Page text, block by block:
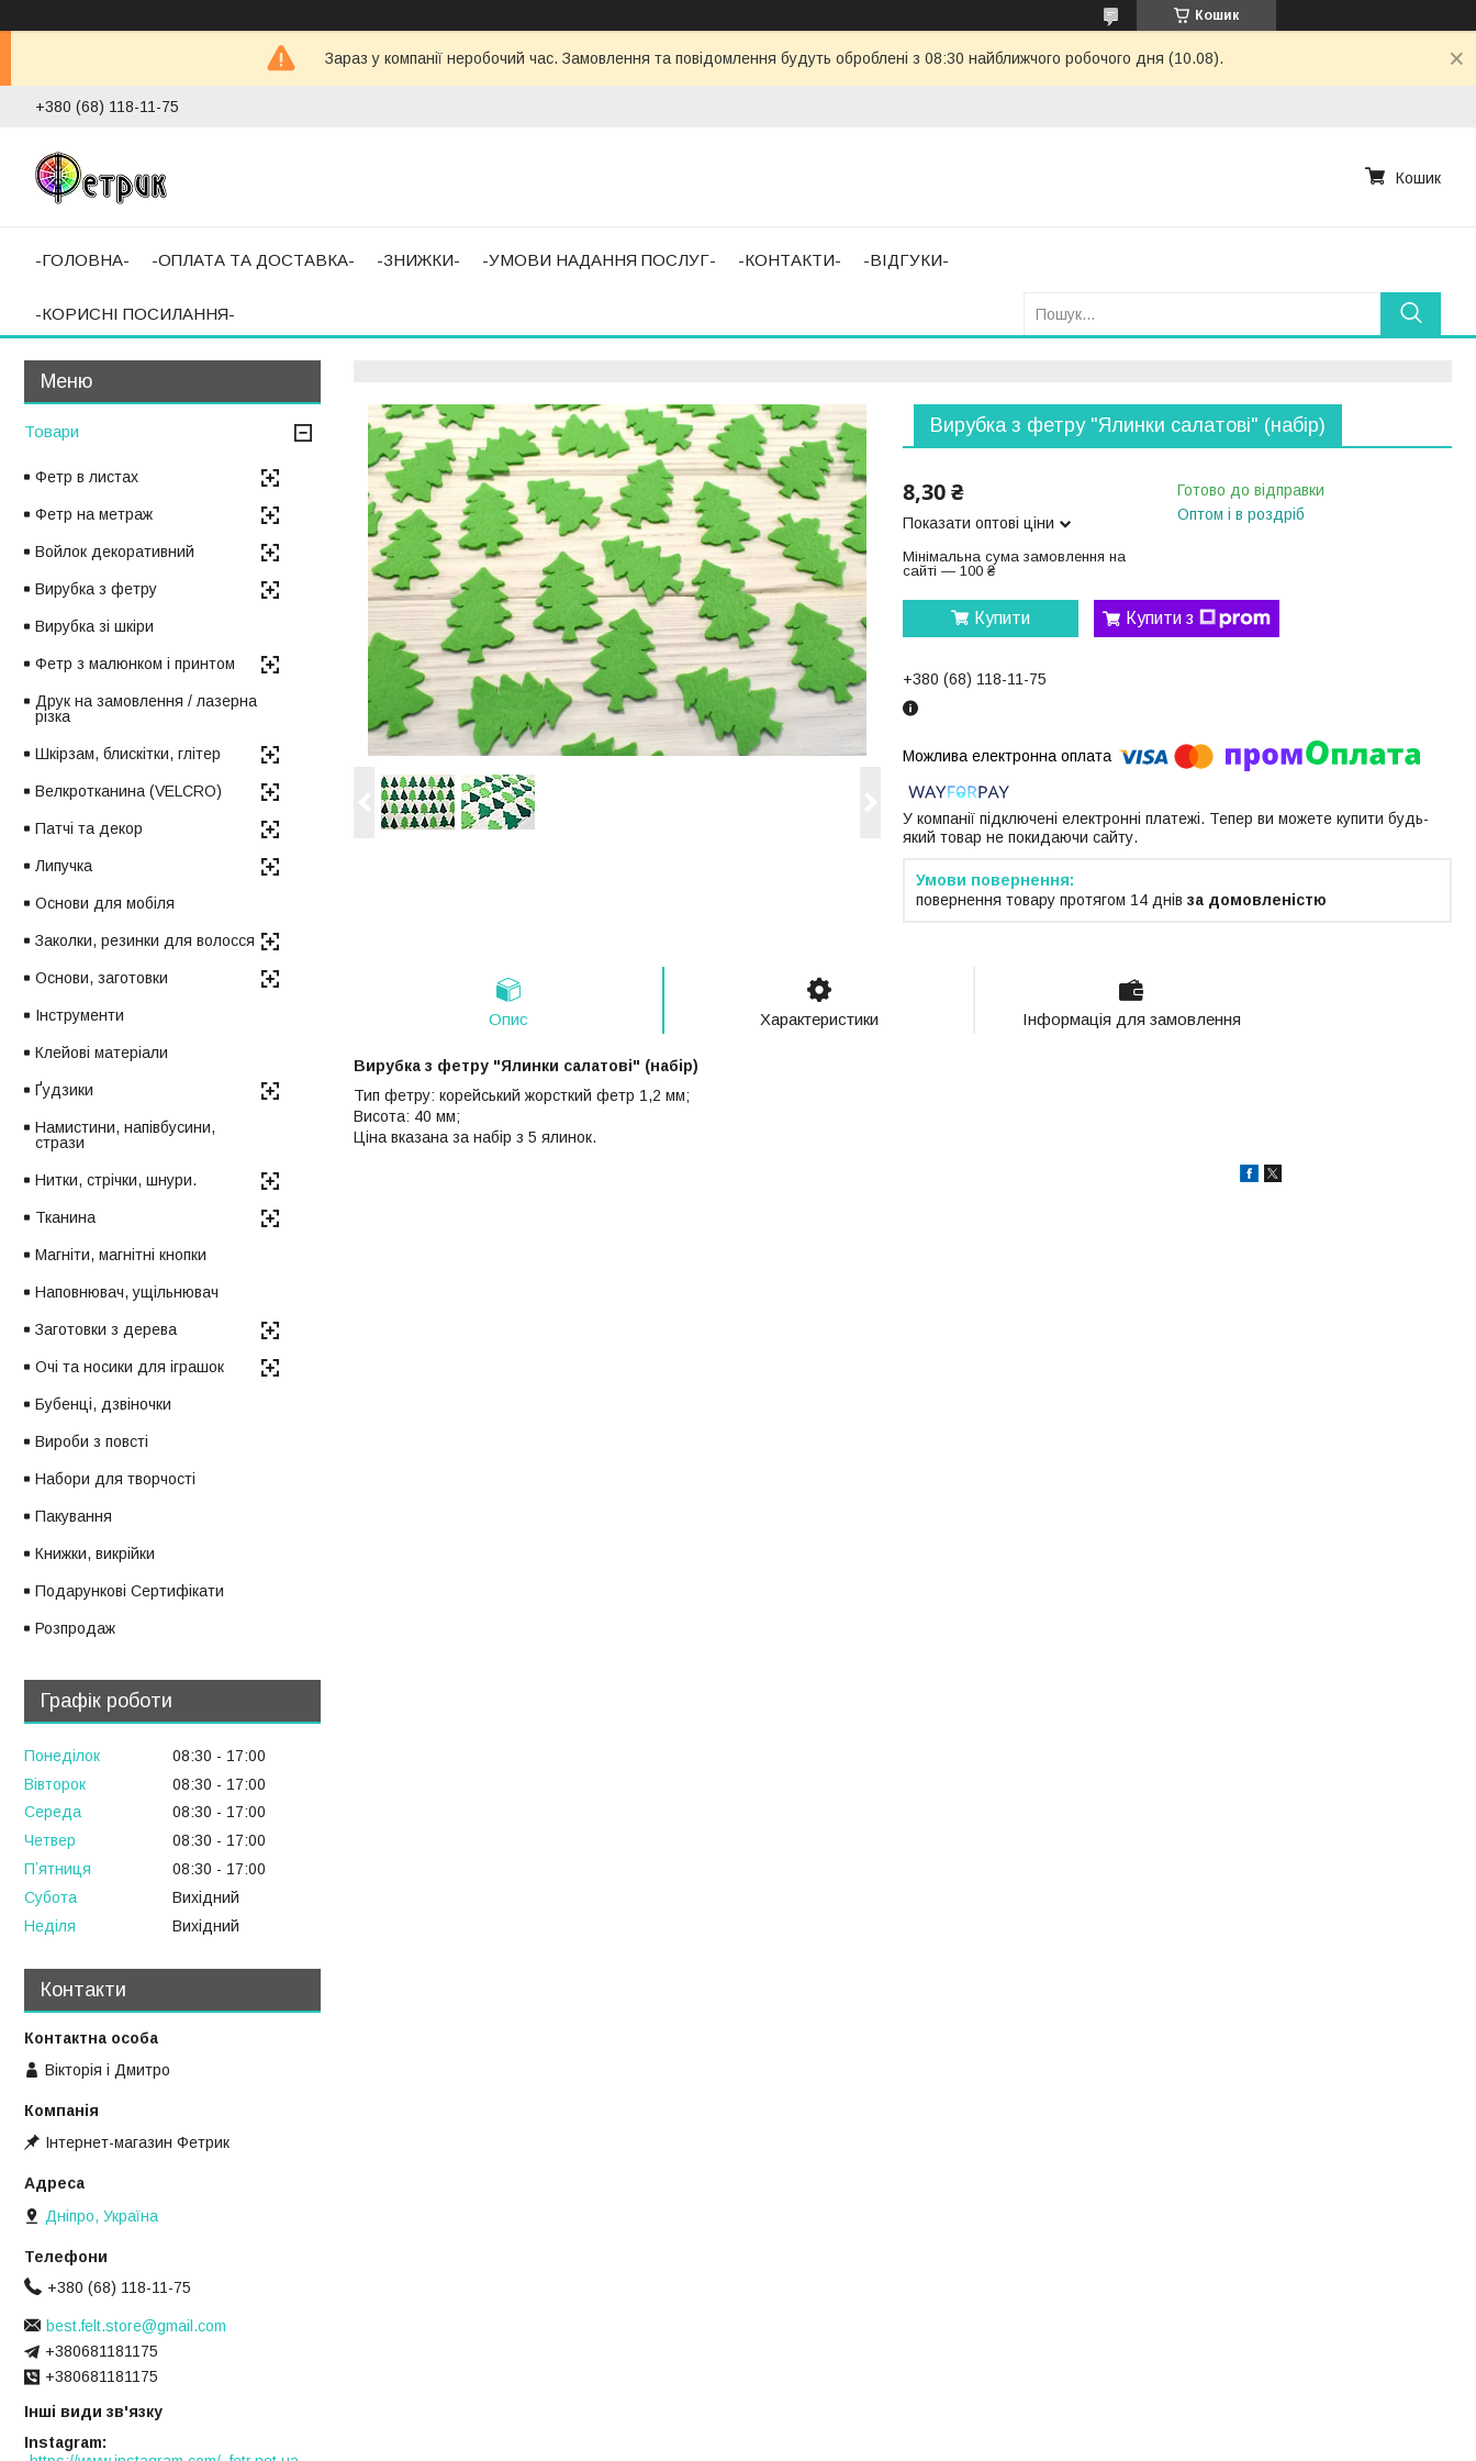
Кошик
Зараз у компанії неробочий час. Замовлення та повідомлення будуть оброблені з 08:30 найближчого робочого дня (10.08).
+380 (68) 118-11-75
Кошик
-ГОЛОВНА- -ОПЛАТА ТА ДОСТАВКА- -ЗНИЖКИ- -УМОВИ НАДАННЯ ПОСЛУГ- -КОНТАКТИ- -ВІДГУКИ-
-КОРИСНІ ПОСИЛАННЯ-
Вирубка з фетру "Ялинки салатові" (набір)
8,30 ₴
Показати оптові ціни
Мінімальна сума замовлення на
сайті — 100 ₴
Готово до відправки
Оптом і в роздріб
Купити Купити з
+380 (68) 118-11-75
У компанії підключені електронні платежі. Тепер ви можете купити будь-
який товар не покидаючи сайту.
повернення товару протягом 14 днів за домовленістю
Опис Характеристики Інформація для замовлення
Вирубка з фетру "Ялинки салатові" (набір)
Тип фетру: корейський жорсткий фетр 1,2 мм;
Висота: 40 мм;
Ціна вказана за набір з 5 ялинок.
Товари
Фетр в листах
Фетр на метраж
Войлок декоративний
Вирубка з фетру
Вирубка зі шкіри
Фетр з малюнком і принтом
Друк на замовлення / лазерна
різка
Шкірзам, блискітки, глітер
Велкротканина (VELCRO)
Патчі та декор
Липучка
Основи для мобіля
Заколки, резинки для волосся
Основи, заготовки
Інструменти
Клейові матеріали
Ґудзики
Намистини, напівбусини,
стрази
Нитки, стрічки, шнури.
Тканина
Магніти, магнітні кнопки
Наповнювач, ущільнювач
Заготовки з дерева
Очі та носики для іграшок
Бубенці, дзвіночки
Вироби з повсті
Набори для творчості
Пакування
Книжки, викрійки
Подарункові Сертифікати
Розпродаж
Графік роботи
Понеділок 08:30
17:00
Вівторок
08:30
17:00
Середа
08:30
17:00
Четвер
08:30
17:00
Пʼятниця
08:30
17:00
Субота
Вихідний
Неділя
Вихідний
Контакти
Вікторія і Дмитро
Інтернет-магазин Фетрик
Дніпро, Україна
+380 (68) 118-11-75
best.felt.store@gmail.com
+380681181175
+380681181175
Інші види зв'язку
Instagram